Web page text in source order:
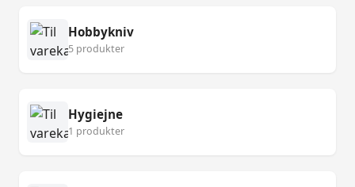
Hobbykniv
5 produkter
Hygiejne
1 produkter